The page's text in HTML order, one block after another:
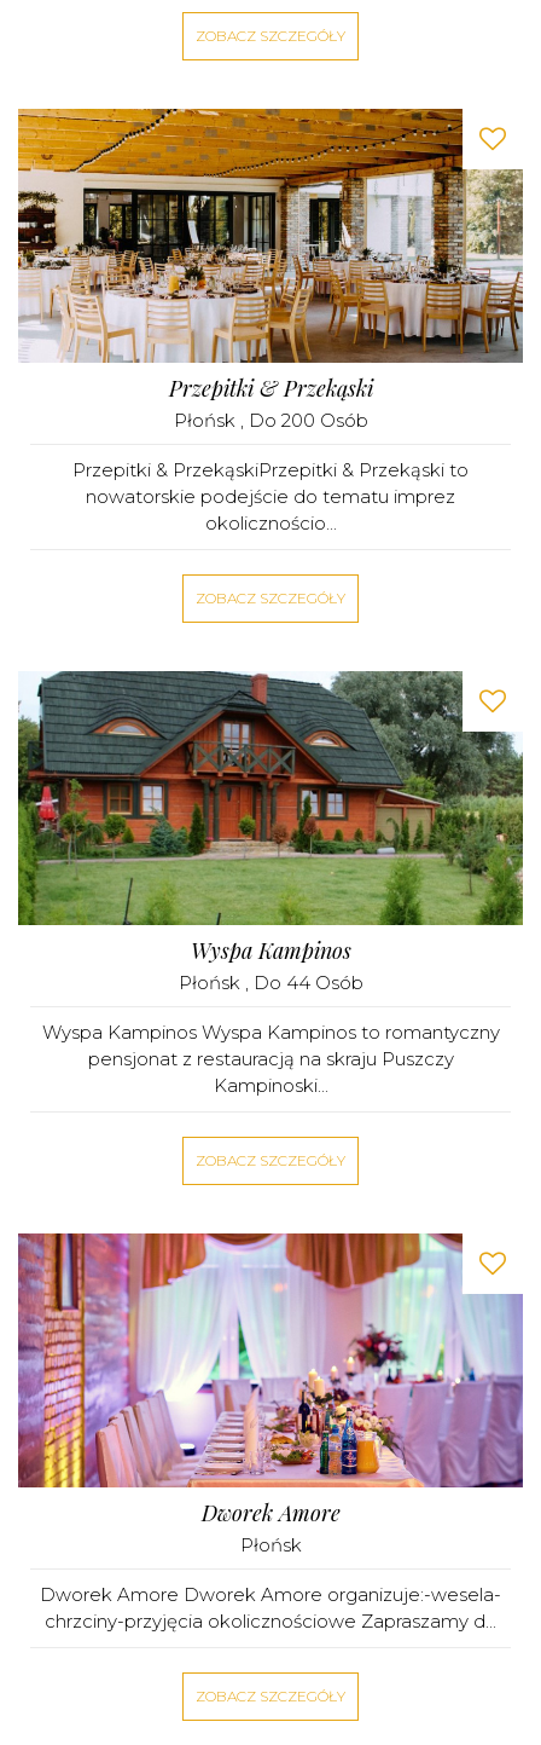
ZOBACZ SZCZEGÓŁY
Przepitki & Przekąski
Płońsk , Do 200 Osób
Przepitki & PrzekąskiPrzepitki & Przekąski to
nowatorskie podejście do tematu imprez
okolicznościo...
ZOBACZ SZCZEGÓŁY
Wyspa Kampinos
Płońsk , Do 44 Osób
Wyspa Kampinos Wyspa Kampinos to romantyczny
pensjonat z restauracją na skraju Puszczy
Kampinoski...
ZOBACZ SZCZEGÓŁY
Dworek Amore
Płońsk
Dworek Amore Dworek Amore organizuje:-wesela-
chrzciny-przyjęcia okolicznościowe Zapraszamy d...
ZOBACZ SZCZEGÓŁY